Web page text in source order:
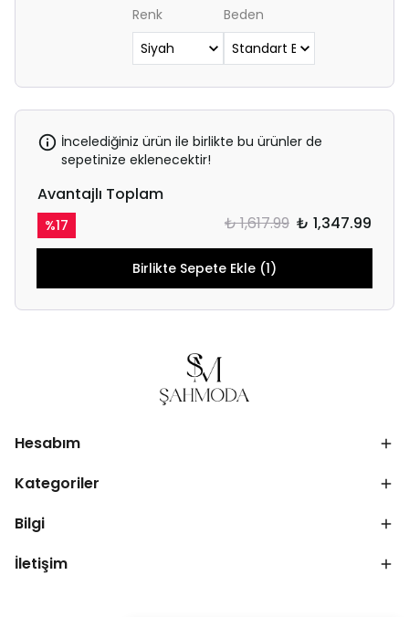
Renk
Beden
İncelediğiniz ürün ile birlikte bu ürünler de
sepetinize eklenecektir!
Avantajlı Toplam
%17 ₺ 1,617.99 ₺ 1,347.99
Birlikte Sepete Ekle (1)
Hesabım
Kategoriler
Bilgi
İletişim